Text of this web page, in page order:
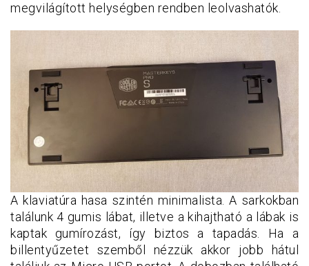
megvilágított helységben rendben leolvashatók.
A klaviatúra hasa szintén minimalista. A sarkokban
találunk 4 gumis lábat, illetve a kihajtható a lábak is
kaptak gumírozást, így biztos a tapadás. Ha a
billentyűzetet szemből nézzük akkor jobb hátul